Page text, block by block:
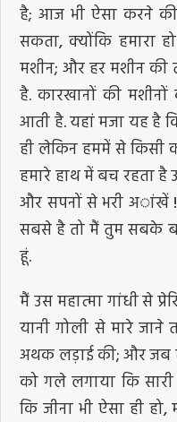
है; आज भी ऐसा करने
सकता, क्योंकि हमारा
मशीन; और हर मशीन की
है. कारखानों की
आती है. यहां मजा यह है
ही लेकिन हममें से किसी
हमारे हाथ में बच रहता
और सपनों से भरी अांखें !
सबसे है तो मैं तुम सबके
हूं.
मैं उस महात्मा गांधी से
यानी गोली से मारे
अथक लड़ाई की; और जब
को गले लगाया कि
कि जीना भी ऐसा ही हो,